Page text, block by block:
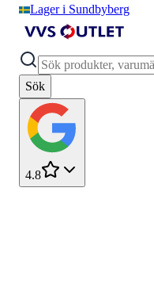
Lager i Sundbyberg
Sök
4.8